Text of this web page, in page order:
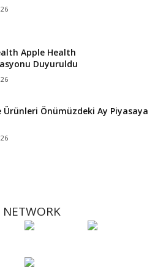
Apple Health
Duyuruldu
Ürünleri Önümüzdeki Ay Piyasaya
NETWORK